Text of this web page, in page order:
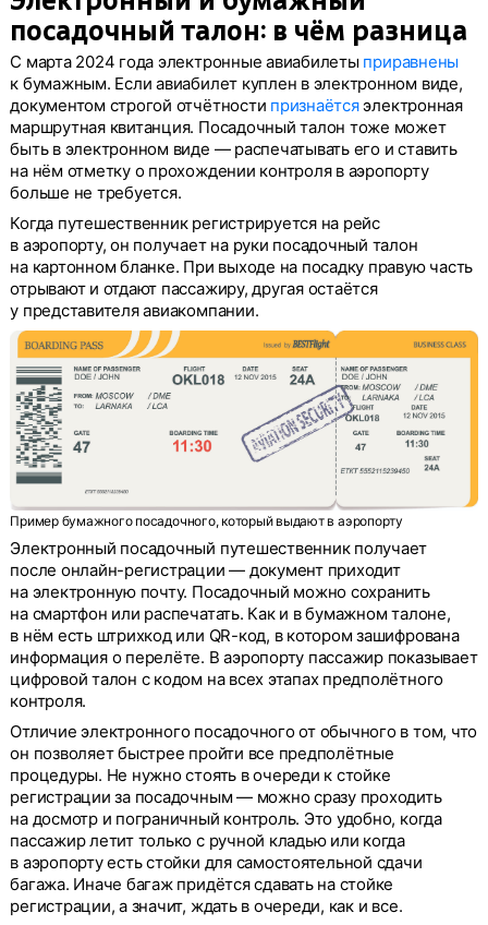
посадочный талон: в чём разница
С марта 2024 года электронные авиабилеты приравнены
к бумажным. Если авиабилет куплен в электронном виде,
документом строгой отчётности признаётсяэлектронная
маршрутная квитанция. Посадочный талон тоже может
быть в электронном виде — распечатывать его и ставить
на нём отметку о прохождении контроля в аэропорту
больше не требуется.
Когда путешественник регистрируется на рейс
в аэропорту, он получает на руки посадочный талон
на картонном бланке. При выходе на посадку правую часть
отрывают и отдают пассажиру, другая остаётся
у представителя авиакомпании.
Пример бумажного посадочного, который выдают в аэропорту
Электронный посадочный путешественник получает
после онлайн-регистрации — документ приходит
на электронную почту. Посадочный можно сохранить
на смартфон или распечатать. Как и в бумажном талоне,
в нём есть штрихкод или QR-код, в котором зашифрована
информация о перелёте. В аэропорту пассажир показывает
цифровой талон с кодом на всех этапах предполётного
контроля.
Отличие электронного посадочного от обычного в том, что
он позволяет быстрее пройти все предполётные
процедуры. Не нужно стоять в очереди к стойке
регистрации за посадочным — можно сразу проходить
на досмотр и пограничный контроль. Это удобно, когда
пассажир летит только с ручной кладью или когда
в аэропорту есть стойки для самостоятельной сдачи
багажа. Иначе багаж придётся сдавать на стойке
регистрации, а значит, ждать в очереди, как и все.